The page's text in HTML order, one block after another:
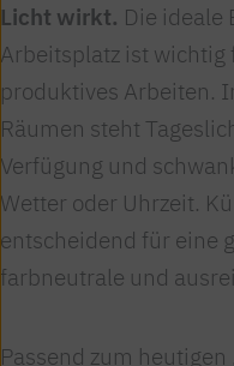
Licht wirkt. Die ideale
Arbeitsplatz ist
produktives Arbeiten.
Räumen steht
Verfügung und
Wetter oder Uhrzeit.
entscheidend für eine
farbneutrale und
Passend zum